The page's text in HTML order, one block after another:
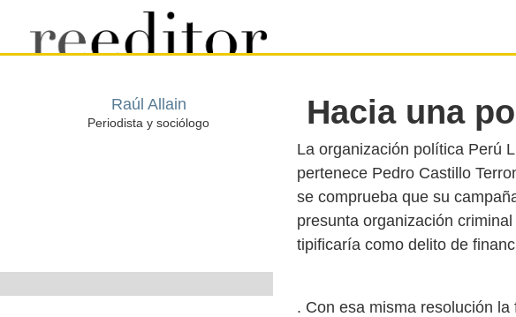
Hacia una
La organización política Perú
pertenece Pedro Castillo
se comprueba que su
presunta organización
. Con esa misma resolución la